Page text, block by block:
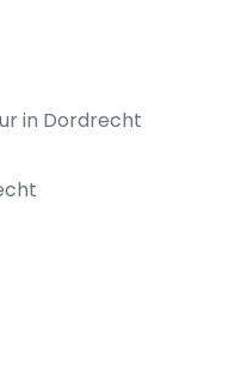
in Dordrecht